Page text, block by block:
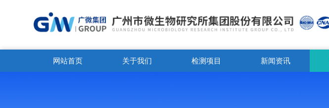
网站首页 关于我们 检测项目 新闻资讯